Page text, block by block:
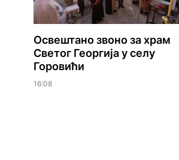
Освештано звоно за храм
Светог Георгија у селу
Горовићи
16:08